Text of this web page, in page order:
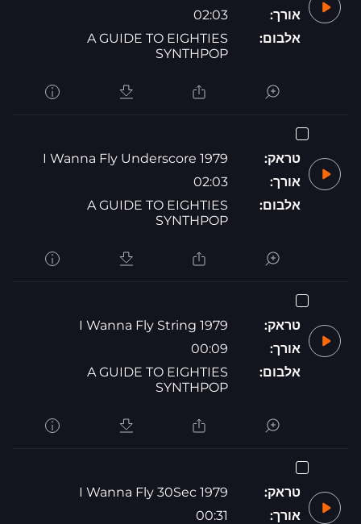
אורך:
02:03
אלבום:
A GUIDE TO EIGHTIES
SYNTHPOP
טראק:
1979 I Wanna Fly Underscore
אורך:
02:03
אלבום:
A GUIDE TO EIGHTIES
SYNTHPOP
טראק:
1979 I Wanna Fly String
אורך:
00:09
אלבום:
A GUIDE TO EIGHTIES
SYNTHPOP
טראק:
1979 I Wanna Fly 30Sec
אורך:
00:31